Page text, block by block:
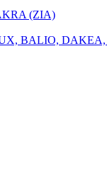
(ZIA)
BALIO,